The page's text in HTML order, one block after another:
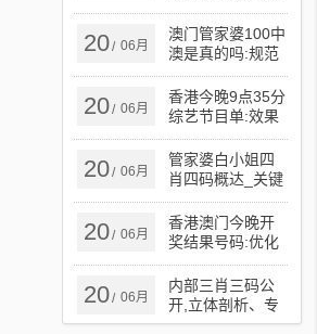
释与落实,远离虚
假的假承诺牌
20/ 06月
澳门管家婆100中
澳是真的吗:规范
解答、专家解析
解释与落实,警惕
虚假的假广告云
20/ 06月
香港今晚9点35分
综艺节目单:效果
解读、专家解析
解释与落实,留心
误导的假推广雨
20/ 06月
管家婆白小姐四
肖四码概达_关键
解答、解释与落
实_规避不实鼓吹
20/ 06月
香港澳门今晚开
奖结果号码:优化
解答、专家解析
解释与落实​,规避
误导的假包装纸
20/ 06月
内部三肖三码公
开,立体剖析、专
家解读解释与落